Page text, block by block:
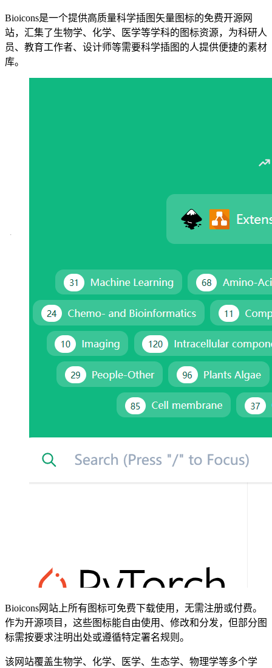
Bioicons是一个提供高质量科学插图矢量图标的免费开源网
站，汇集了生物学、化学、医学等学科的图标资源，为科研人
员、教育工作者、设计师等需要科学插图的人提供便捷的素材
库。
Bioicons网站上所有图标可免费下载使用，无需注册或付费。
作为开源项目，这些图标能自由使用、修改和分发，但部分图
标需按要求注明出处或遵循特定署名规则。
该网站覆盖生物学、化学、医学、生态学、物理学等多个学